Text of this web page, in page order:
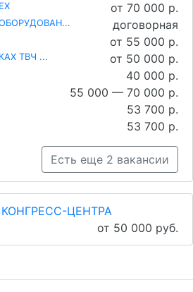
от 70 000 р.
договорная
от 55 000 р.
ТВЧ ... от 50 000 р.
40 000 р.
55 000 — 70 000 р.
53 700 р.
53 700 р.
Есть еще 2 вакансии
ЦЕНТРА
от 50 000 руб.